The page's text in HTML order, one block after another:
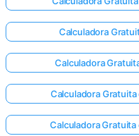
Calculadora
Calculadora
Calculadora
Calculadora